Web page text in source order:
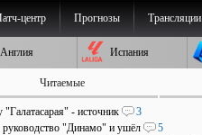
центр Прогнозы Трансляции
Англия Испания
Читаемые
"Галатасарая" - источник
3
"Динамо" и ушёл
5